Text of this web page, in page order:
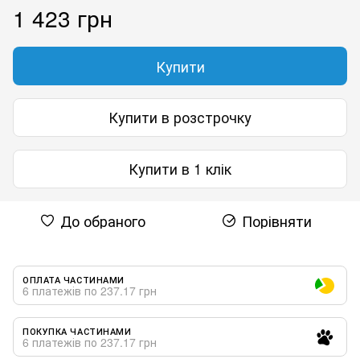
1 423 грн
Купити
Купити в розстрочку
Купити в 1 клік
До обраного Порівняти
ОПЛАТА ЧАСТИНАМИ
6 платежів по 237.17 грн
ПОКУПКА ЧАСТИНАМИ
6 платежів по 237.17 грн